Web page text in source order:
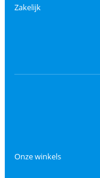
Zakelijk
Onze winkels